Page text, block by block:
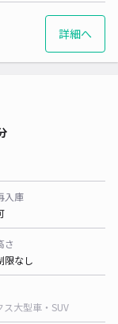
詳細へ
入庫
さ
限なし
ス大型車・SUV